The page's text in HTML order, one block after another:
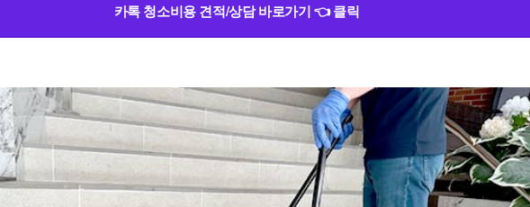
카톡 청소비용 견적/상담 바로가기 👈 클릭